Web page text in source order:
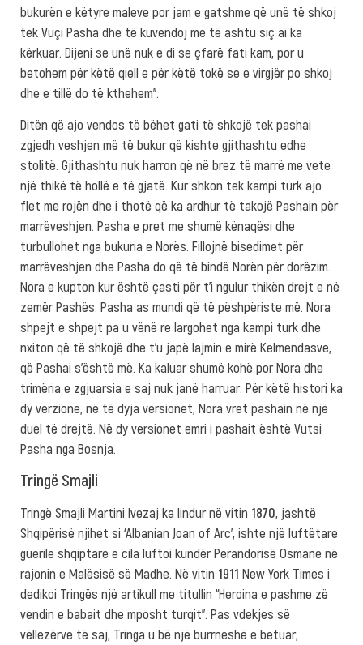
bukurën e këtyre maleve por jam e gatshme që unë të shkoj
tek Vuçi Pasha dhe të kuvendoj me të ashtu siç ai ka
kërkuar. Dijeni se unë nuk e di se çfarë fati kam, por u
betohem për këtë qiell e për këtë tokë se e virgjër po shkoj
dhe e tillë do të kthehem”.
Ditën që ajo vendos të bëhet gati të shkojë tek pashai
zgjedh veshjen më të bukur që kishte gjithashtu edhe
stolitë. Gjithashtu nuk harron që në brez të marrë me vete
një thikë të hollë e të gjatë. Kur shkon tek kampi turk ajo
flet me rojën dhe i thotë që ka ardhur të takojë Pashain për
marrëveshjen. Pasha e pret me shumë kënaqësi dhe
turbullohet nga bukuria e Norës. Fillojnë bisedimet për
marrëveshjen dhe Pasha do që të bindë Norën për dorëzim.
Nora e kupton kur është çasti për t’i ngulur thikën drejt e në
zemër Pashës. Pasha as mundi që të pëshpëriste më. Nora
shpejt e shpejt pa u vënë re largohet nga kampi turk dhe
nxiton që të shkojë dhe t’u japë lajmin e mirë Kelmendasve,
që Pashai s’është më. Ka kaluar shumë kohë por Nora dhe
trimëria e zgjuarsia e saj nuk janë harruar. Për këtë histori ka
dy verzione, në të dyja versionet, Nora vret pashain në një
duel të drejtë. Në dy versionet emri i pashait është Vutsi
Pasha nga Bosnja.
Tringë Smajli
Tringë Smajli Martini Ivezaj ka lindur në vitin 1870, jashtë
Shqipërisë njihet si ‘Albanian Joan of Arc’, ishte një luftëtare
guerile shqiptare e cila luftoi kundër Perandorisë Osmane në
rajonin e Malësisë së Madhe. Në vitin 1911 New York Times i
dedikoi Tringës një artikull me titullin “Heroina e pashme zë
vendin e babait dhe mposht turqit”. Pas vdekjes së
vëllezërve të saj, Tringa u bë një burrneshë e betuar,